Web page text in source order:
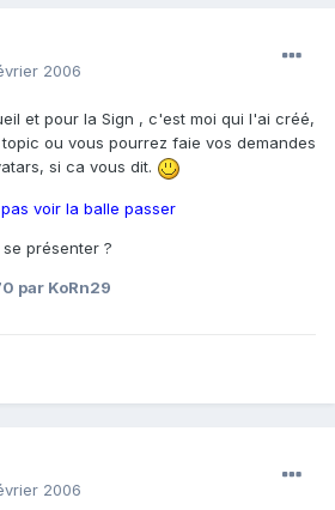
2006
et pour la Sign , c'est moi qui l'ai créé,
ou vous pourrez faie vos demandes
si ca vous dit.
voir la balle passer
présenter ?
par KoRn29
2006